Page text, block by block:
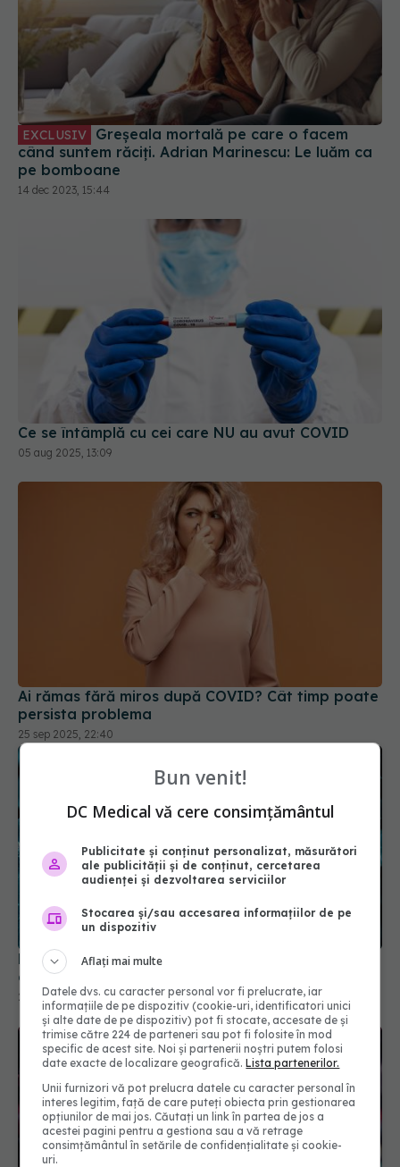
EXCLUSIV
când suntem răciți. Adrian Marinescu: Le luăm ca
pe bomboane
14 dec 2023, 15:44
Ce se întâmplă cu cei care NU au avut COVID
05 aug 2025, 13:09
Ai rămas fără miros după COVID? Cât timp poate
persista problema
25 sep 2025, 22:40
Moderna retrage aprobarea vaccinului combinat
gripă - COVID
23 mai 2025, 12:33
Bun venit!
DC Medical vă cere consimțământul
Publicitate și conținut personalizat, măsurători
ale publicității și de conținut, cercetarea
audienței și dezvoltarea serviciilor
Stocarea și/sau accesarea informațiilor de pe
un dispozitiv
Aflați mai multe
Datele dvs. cu caracter personal vor fi prelucrate, iar
informațiile de pe dispozitiv (cookie-uri, identificatori unici
și alte date de pe dispozitiv) pot fi stocate, accesate de și
trimise către 224 de parteneri sau pot fi folosite în mod
specific de acest site. Noi și partenerii noștri putem folosi
date exacte de localizare geografică.Lista partenerilor.
Unii furnizori vă pot prelucra datele cu caracter personal în
interes legitim, față de care puteți obiecta prin gestionarea
opțiunilor de mai jos. Căutați un link în partea de jos a
acestei pagini pentru a gestiona sau a vă retrage
consimțământul în setările de confidențialitate și cookie-
uri.